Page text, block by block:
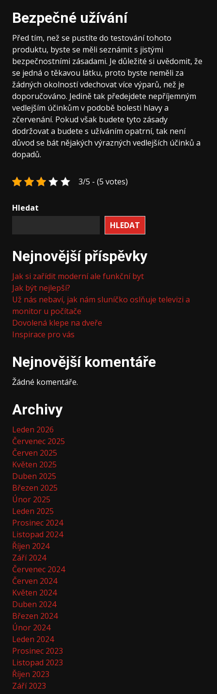
Bezpečné užívání
Před tím, než se pustíte do testování tohoto
produktu, byste se měli seznámit s jistými
bezpečnostními zásadami. Je důležité si uvědomit, že
se jedná o těkavou látku, proto byste neměli za
žádných okolností vdechovat více výparů, než je
doporučováno. Jedině tak předejdete nepříjemným
vedlejším účinkům v podobě bolesti hlavy a
zčervenání. Pokud však budete tyto zásady
dodržovat a budete s užíváním opatrní, tak není
důvod se bát nějakých výrazných vedlejších účinků a
dopadů.
3/5 - (5 votes)
Hledat
HLEDAT
Nejnovější příspěvky
Jak si zařídit moderní ale funkční byt
Jak být nejlepší?
Už nás nebaví, jak nám sluníčko oslňuje televizi a
monitor u počítače
Dovolená klepe na dveře
Inspirace pro vás
Nejnovější komentáře
Žádné komentáře.
Archivy
Leden 2026
Červenec 2025
Červen 2025
Květen 2025
Duben 2025
Březen 2025
Únor 2025
Leden 2025
Prosinec 2024
Listopad 2024
Říjen 2024
Září 2024
Červenec 2024
Červen 2024
Květen 2024
Duben 2024
Březen 2024
Únor 2024
Leden 2024
Prosinec 2023
Listopad 2023
Říjen 2023
Září 2023